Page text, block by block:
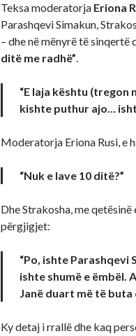
Teksa moderatorja Eriona
Parashqevi Simakun,
– dhe në mënyrë të
ditë me radhë”.
“E laja kështu
kishte puthur ajo…
Moderatorja Eriona Rusi, e
“Nuk e lave 10 ditë?”
Dhe Strakosha, me
përgjigjet:
“Po, ishte Parashqevi
ishte shumë e ëmbël.
Janë duart më të buta
Ky detaj i rrallë dhe kaq